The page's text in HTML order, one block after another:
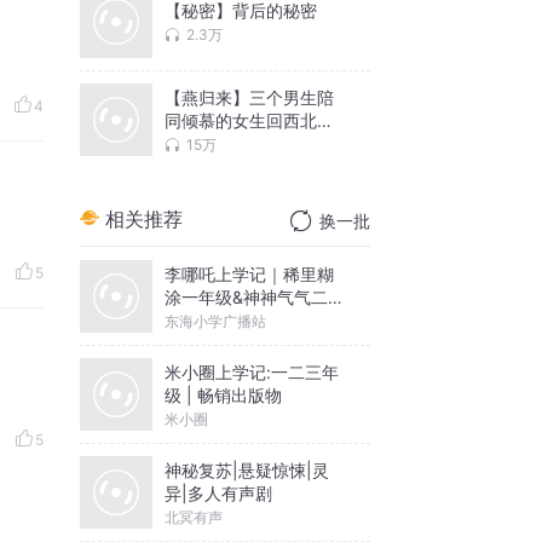
4
5
5
【秘密】背后的秘密
2.3万
【燕归来】三个男生陪
同倾慕的女生回西北探
亲的故事
15万
相关推荐 换一批
李哪吒上学记｜稀里糊
涂一年级&神神气气二年
级
东海小学广播站
米小圈上学记:一二三年
级 | 畅销出版物
米小圈
神秘复苏|悬疑惊悚|灵
异|多人有声剧
北冥有声